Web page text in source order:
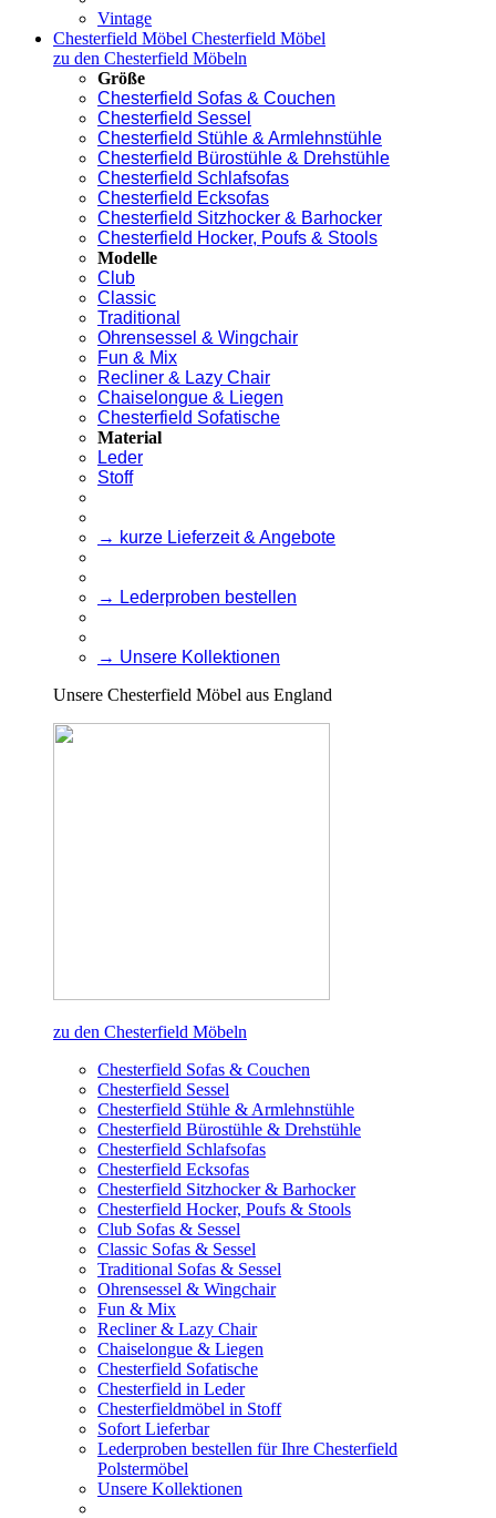
Vintage
Chesterfield Möbel Chesterfield Möbel
zu den Chesterfield Möbeln
Größe
Chesterfield Sofas & Couchen
Chesterfield Sessel
Chesterfield Stühle & Armlehnstühle
Chesterfield Bürostühle & Drehstühle
Chesterfield Schlafsofas
Chesterfield Ecksofas
Chesterfield Sitzhocker & Barhocker
Chesterfield Hocker, Poufs & Stools
Modelle
Club
Classic
Traditional
Ohrensessel & Wingchair
Fun & Mix
Recliner & Lazy Chair
Chaiselongue & Liegen
Chesterfield Sofatische
Material
Leder
Stoff
→ kurze Lieferzeit & Angebote
→ Lederproben bestellen
→ Unsere Kollektionen
Unsere Chesterfield Möbel aus England
zu den Chesterfield Möbeln
Chesterfield Sofas & Couchen
Chesterfield Sessel
Chesterfield Stühle & Armlehnstühle
Chesterfield Bürostühle & Drehstühle
Chesterfield Schlafsofas
Chesterfield Ecksofas
Chesterfield Sitzhocker & Barhocker
Chesterfield Hocker, Poufs & Stools
Club Sofas & Sessel
Classic Sofas & Sessel
Traditional Sofas & Sessel
Ohrensessel & Wingchair
Fun & Mix
Recliner & Lazy Chair
Chaiselongue & Liegen
Chesterfield Sofatische
Chesterfield in Leder
Chesterfieldmöbel in Stoff
Sofort Lieferbar
Lederproben bestellen für Ihre Chesterfield
Polstermöbel
Unsere Kollektionen